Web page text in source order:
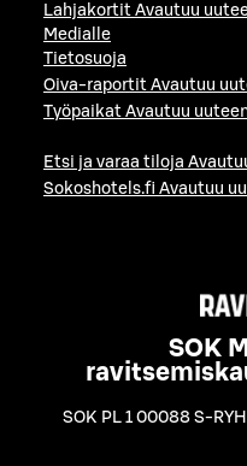
Lahjakortit Avautuu
Medialle
Tietosuoja
Oiva-raportit Avautuu
Työpaikat Avautuu
Etsi ja varaa tiloja
Sokoshotels.fi Avautuu
SOK
SOK PL 1 00088 S-